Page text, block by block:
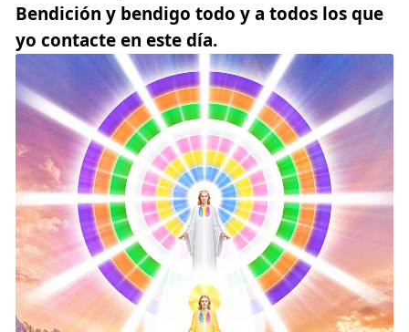
Bendición y bendigo todo y a todos los que
yo contacte en este día.